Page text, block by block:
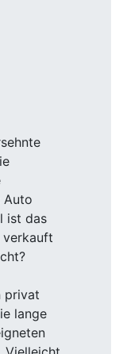
Auto
ist das
privat
lange